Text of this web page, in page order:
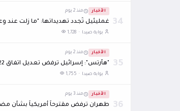
34
الأخبار منذ 2 يوم
غمليئيل تُجدد تهديداتها: "ما زلت عند
بوابة صيدا · 1,728
35
الأخبار منذ 2 يوم
"هآرتس": إسرائيل ترفض تعديل اتفاق 2022 البحري وتفتح ملف الترسيم البري في روما
بوابة صيدا · 1,755
36
الأخبار منذ 3 يوم
طهران ترفض مقترحاً أمريكياً بشأن